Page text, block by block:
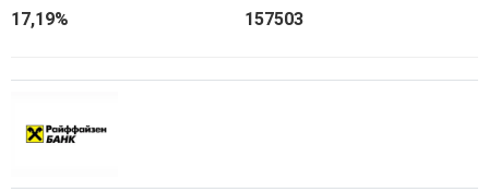
17,19%
157503